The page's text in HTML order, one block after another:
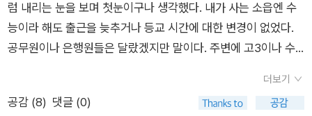
다. 말은 안해도 얼마나 많은 절망과 패배가 쌓였으면 저럴까. 속
으로 복받치는 분노 때문에 아무 말도 할 수 없었다. 이런 절망을
넘어보자고, 가장 아래에서 고통받으며 싸우는 사람들과 함께 희
망버스를 만들게 되었다. 거기 수많은 마음들을 얹어주신 분들에
게 얼마나 감사한지 모른다.(p 242 - 243) 좌우 우를 나누고,
럼 내리는 눈을 보며 첫눈이구나 생각했다. 내가 사는 소읍엔 수
능이라 해도 출근을 늦추거나 등교 시간에 대한 변경이 없었다.
공무원이나 은행원들은 달랐겠지만 말이다. 주변에 고3이나 수
다. 저마다 11월 13일을 기억하는 방법은 달랐다. 누군가에게 오
늘은 첫눈이 내린 날이며, 누군가에는 평범한 목요일이며, 누군가
더보기
공감 (8) 댓글 (0)